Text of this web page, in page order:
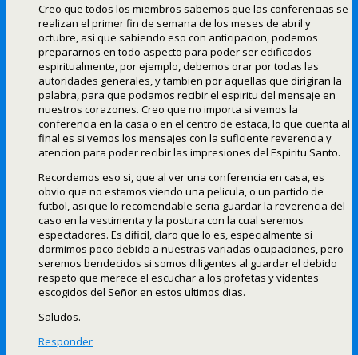
Creo que todos los miembros sabemos que las conferencias se
realizan el primer fin de semana de los meses de abril y
octubre, asi que sabiendo eso con anticipacion, podemos
prepararnos en todo aspecto para poder ser edificados
espiritualmente, por ejemplo, debemos orar por todas las
autoridades generales, y tambien por aquellas que dirigiran la
palabra, para que podamos recibir el espiritu del mensaje en
nuestros corazones. Creo que no importa si vemos la
conferencia en la casa o en el centro de estaca, lo que cuenta al
final es si vemos los mensajes con la suficiente reverencia y
atencion para poder recibir las impresiones del Espiritu Santo.
Recordemos eso si, que al ver una conferencia en casa, es
obvio que no estamos viendo una pelicula, o un partido de
futbol, asi que lo recomendable seria guardar la reverencia del
caso en la vestimenta y la postura con la cual seremos
espectadores. Es dificil, claro que lo es, especialmente si
dormimos poco debido a nuestras variadas ocupaciones, pero
seremos bendecidos si somos diligentes al guardar el debido
respeto que merece el escuchar a los profetas y videntes
escogidos del Señor en estos ultimos dias.
Saludos.
Responder